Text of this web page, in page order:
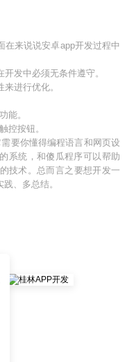
在来说说安卓app开发过程中
发中必须无条件遵守。
进行优化。
能。
控按钮。
要你懂得编程语言和网页设
系统，和傻瓜程序可以帮助
技术。总而言之要想开发一
、多总结。